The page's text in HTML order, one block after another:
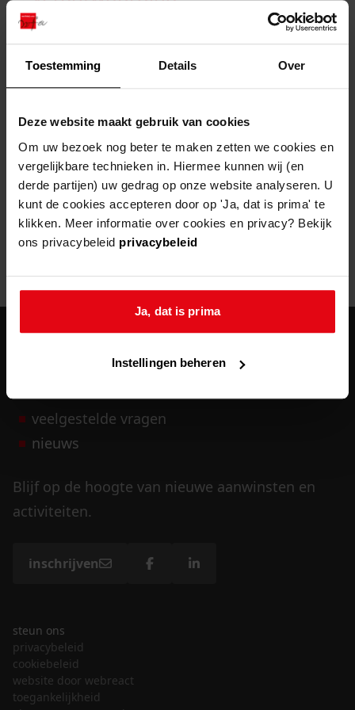
Toestemming Details Over
Deze website maakt gebruik van cookies
Om uw bezoek nog beter te maken zetten we cookies en
vergelijkbare technieken in. Hiermee kunnen wij (en
derde partijen) uw gedrag op onze website analyseren. U
kunt de cookies accepteren door op 'Ja, dat is prima' te
klikken. Meer informatie over cookies en privacy? Bekijk
ons privacybeleid privacybeleid
Ja, dat is prima
Instellingen beheren
bouwvergunningen
omgevingsvergunningen
vergunningen
uitleg nodig?
Wij helpen u op weg met een aantal zoektips.
bekijk alle zoektips
Wij helpen u op weg met een aantal zoektips.
bekijk alle zoektips
bekijk ons geschiedenislokaal
advisering en toezicht
beleidsplan
gemeenschappelijke regeling
publiek jaarverslag
steun het archief
U kunt ook Vriend worden en het Westfries
Archief steunen.
meer weten
zoektips
Door een fout tijdens het verwerken van deze pagina is het niet
404- Not Found
Mogelijk kunt u deze pagina niet bezoeken door:
een verouderde bladwijzer/favoriet
veelgestelde vragen
nieuws
Blijf op de hoogte van nieuwe aanwinsten en
activiteiten.
inschrijven
steun ons
privacybeleid
cookiebeleid
website door webreact
toegankelijkheid